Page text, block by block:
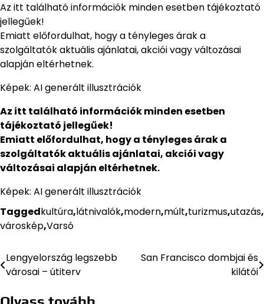
Az itt található információk minden esetben tájékoztató
jellegűek!
Emiatt előfordulhat, hogy a tényleges árak a
szolgáltatók aktuális ajánlatai, akciói vagy változásai
alapján eltérhetnek.
Képek: AI generált illusztrációk
Az itt található információk minden esetben
tájékoztató jellegűek!
Emiatt előfordulhat, hogy a tényleges árak a
szolgáltatók aktuális ajánlatai, akciói vagy
változásai alapján eltérhetnek.
Képek: AI generált illusztrációk
Taggedkultúra,látnivalók,modern,múlt,turizmus,utazás,
városkép,Varsó
Bejegyzés
Lengyelország legszebb
városai – útiterv
San Francisco dombjai és
kilátói